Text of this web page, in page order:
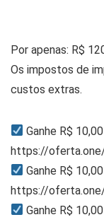
Por apenas: R$
Os impostos de
custos extras.
Ganhe R$
https://
Ganhe R$
https://
Ganhe R$